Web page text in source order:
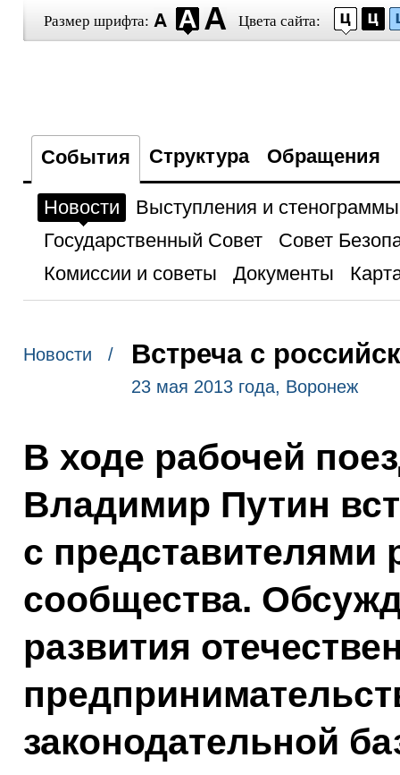
Размер шрифта: Цвета сайта:
События Структура Обращения
Новости
Выступления и стенограммы
Государственный Совет
Совет
Комиссии и советы
Документы
Новости / Встреча с
23 мая 2013 года, Воронеж
В ходе рабочей
Владимир Путин
с представителями
сообщества.
развития
законодательной